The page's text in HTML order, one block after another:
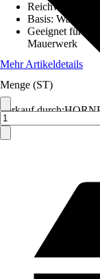
Verkauf durch:
Reichweite (ca.)
Basis:
Geeignet für
Mauerwerk
Mehr Artikeldetails
Menge (ST)